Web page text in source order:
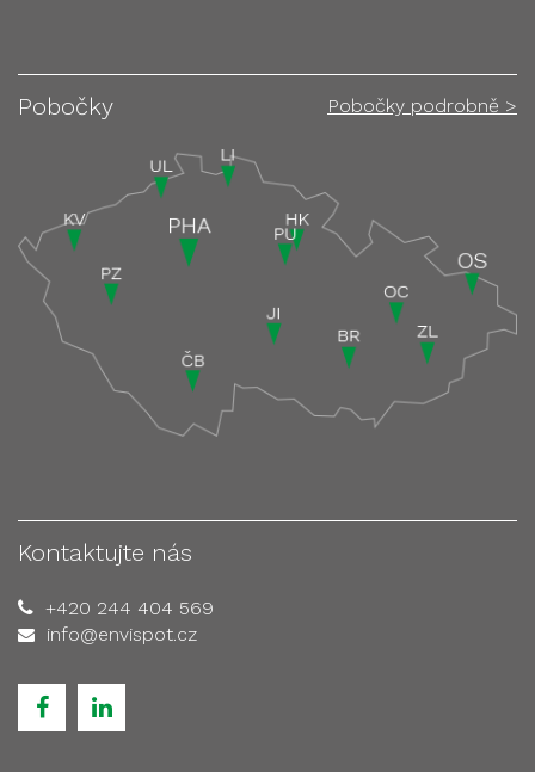
Pobočky Pobočky podrobně >
Kontaktujte nás
+420 244 404 569
info@envispot.cz